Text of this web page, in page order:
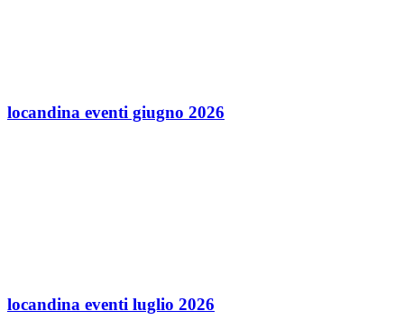
locandina eventi giugno 2026
locandina eventi luglio 2026